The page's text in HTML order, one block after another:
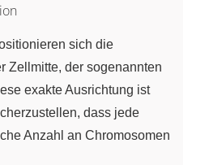
sich die
Zellmitte, der sogenannten
exakte Ausrichtung ist
dass jede
Anzahl an Chromosomen